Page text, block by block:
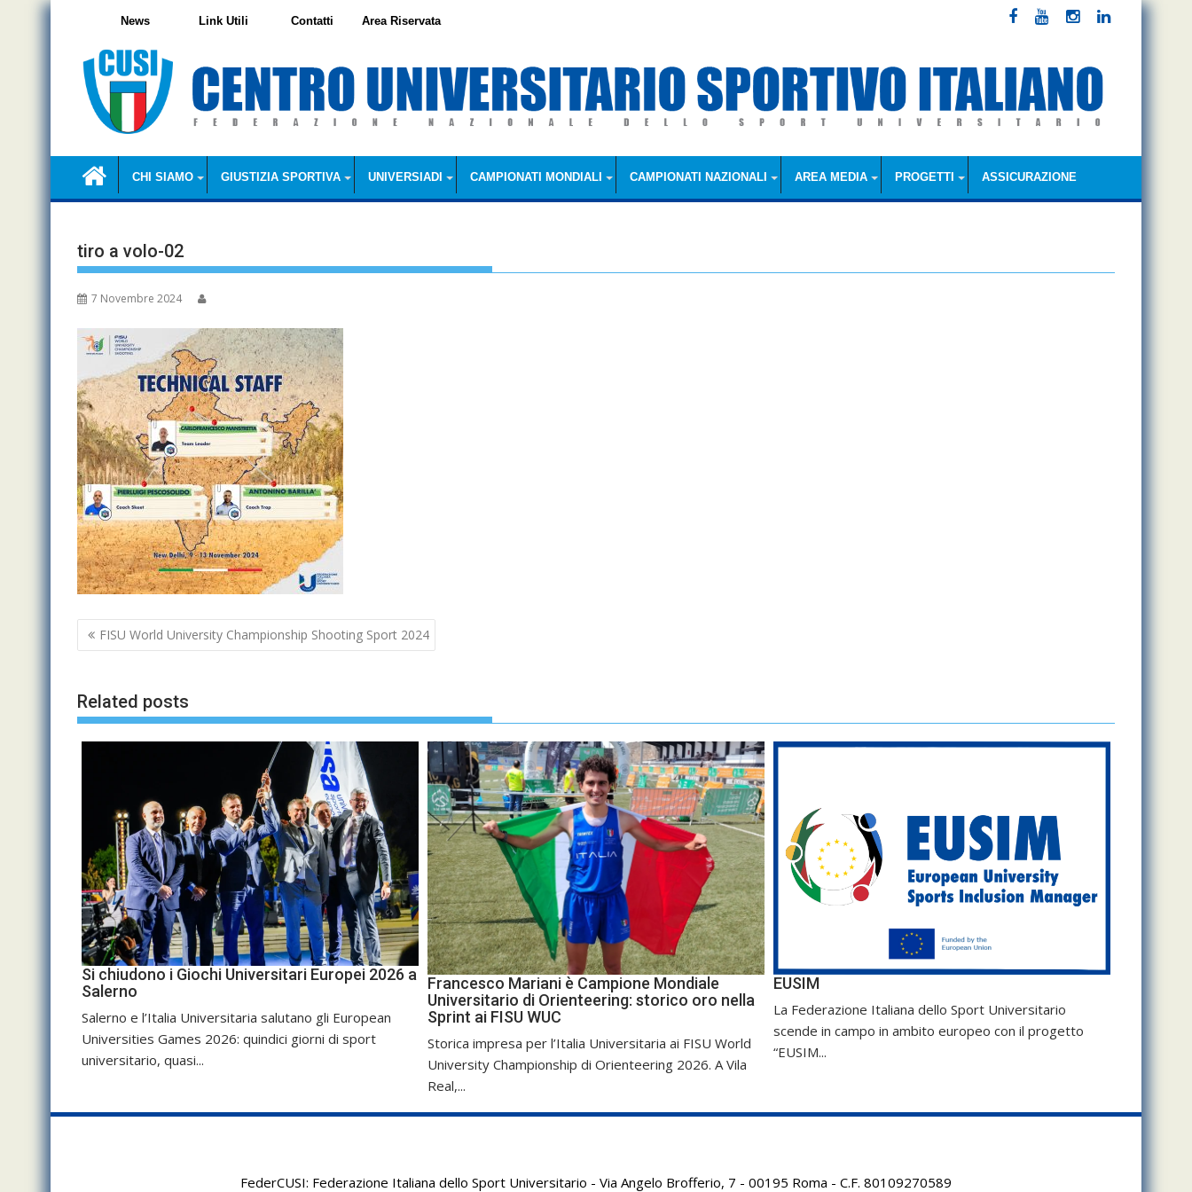
Skip
CHI SIAMO GIUSTIZIA SPORTIVA UNIVERSIADI CAMPIONATI MONDIALI CAMPIONATI NAZIONALI AREA MEDIA PROGETTI ASSICURAZIONE
News Link Utili Contatti Area Riservata
tiro a volo-02
7 Novembre 2024
Navigazione
articoli
FISU World University Championship Shooting Sport 2024
Related posts
Si chiudono i Giochi Universitari Europei 2026 a
Salerno
Salerno e l’Italia Universitaria salutano gli European
Universities Games 2026: quindici giorni di sport
universitario, quasi...
Francesco Mariani è Campione Mondiale
Universitario di Orienteering: storico oro nella
Sprint ai FISU WUC
Storica impresa per l’Italia Universitaria ai FISU World
University Championship di Orienteering 2026. A Vila
Real,...
EUSIM
La Federazione Italiana dello Sport Universitario
scende in campo in ambito europeo con il progetto
“EUSIM...
FederCUSI: Federazione Italiana dello Sport Universitario - Via Angelo Brofferio, 7 - 00195 Roma - C.F. 80109270589